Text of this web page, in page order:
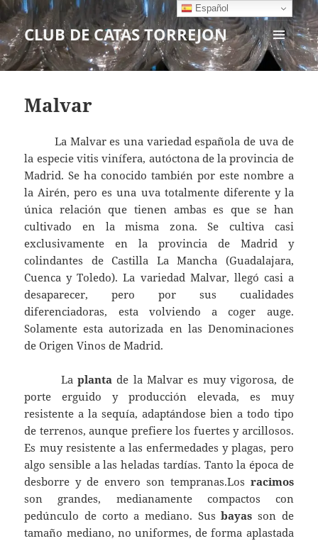
CLUB DE CATAS TORREJON
MENÚ
Y
Malvar
La Malvar es una variedad española de uva de
la especie vitis vinífera, autóctona de la provincia de
Madrid. Se ha conocido también por este nombre a
la Airén, pero es una uva totalmente diferente y la
única relación que tienen ambas es que se han
cultivado en la misma zona. Se cultiva casi
exclusivamente en la provincia de Madrid y
colindantes de Castilla La Mancha (Guadalajara,
Cuenca y Toledo). La variedad Malvar, llegó casi a
desaparecer, pero por sus cualidades
diferenciadoras, esta volviendo a coger auge.
Solamente esta autorizada en las Denominaciones
de Origen Vinos de Madrid.
La plantade la Malvar es muy vigorosa, de
porte erguido y producción elevada, es muy
resistente a la sequía, adaptándose bien a todo tipo
de terrenos, aunque prefiere los fuertes y arcillosos.
Es muy resistente a las enfermedades y plagas, pero
algo sensible a las heladas tardías. Tanto la época de
desborre y de envero son tempranas.Los racimos
son grandes, medianamente compactos con
pedúnculo de corto a mediano. Susbayas son de
tamaño mediano, no uniformes, de forma aplastada
Español